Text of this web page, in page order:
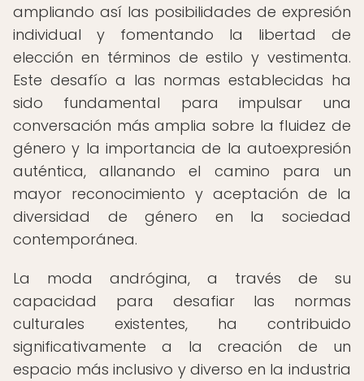
ampliando así las posibilidades de expresión
individual y fomentando la libertad de
elección en términos de estilo y vestimenta.
Este desafío a las normas establecidas ha
sido fundamental para impulsar una
conversación más amplia sobre la fluidez de
género y la importancia de la autoexpresión
auténtica, allanando el camino para un
mayor reconocimiento y aceptación de la
diversidad de género en la sociedad
contemporánea.
La moda andrógina, a través de su
capacidad para desafiar las normas
culturales existentes, ha contribuido
significativamente a la creación de un
espacio más inclusivo y diverso en la industria